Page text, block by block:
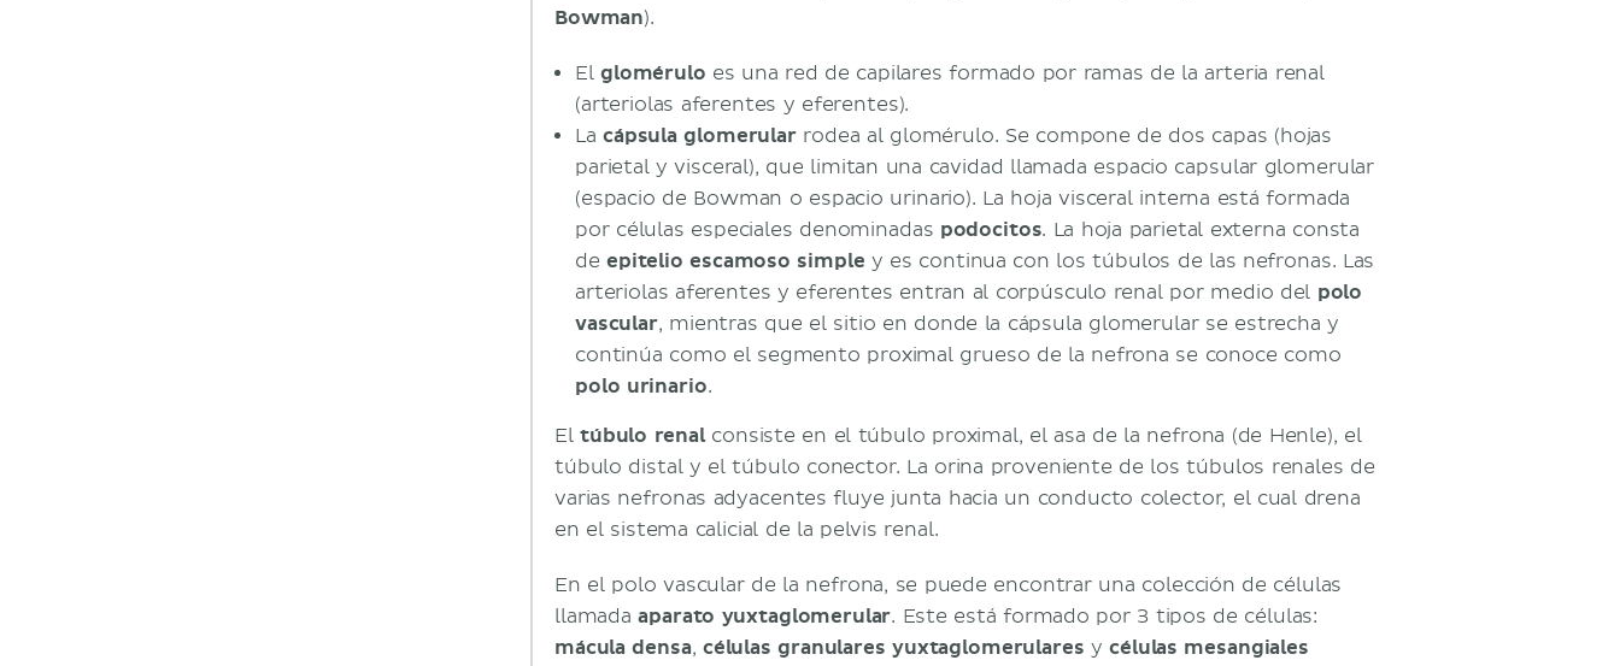
Bowman).
Elglomérulo es una red de capilares formado por ramas de la arteria renal
(arteriolas aferentes y eferentes).
Lacápsula glomerularrodea al glomérulo. Se compone de dos capas (hojas
parietal y visceral), que limitan una cavidad llamada espacio capsular glomerular
(espacio de Bowman o espacio urinario). La hoja visceral interna está formada
por células especiales denominadas podocitos. La hoja parietal externa consta
deepitelio escamoso simple y es continua con los túbulos de las nefronas. Las
arteriolas aferentes y eferentes entran al corpúsculo renal por medio del polo
vascular, mientras que el sitio en donde la cápsula glomerular se estrecha y
continúa como el segmento proximal grueso de la nefrona se conoce como
polo urinario.
Eltúbulo renalconsiste en el túbulo proximal, el asa de la nefrona (de Henle), el
túbulo distal y el túbulo conector. La orina proveniente de los túbulos renales de
varias nefronas adyacentes fluye junta hacia un conducto colector, el cual drena
en el sistema calicial de la pelvis renal.
En el polo vascular de la nefrona, se puede encontrar una colección de células
llamadaaparato yuxtaglomerular. Este está formado por 3 tipos de células:
mácula densa, células granulares yuxtaglomerulares ycélulas mesangiales